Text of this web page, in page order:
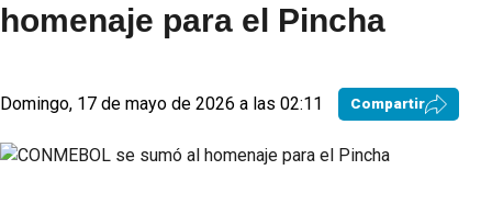
homenaje para el Pincha
Domingo, 17 de mayo de 2026 a las 02:11 Compartir